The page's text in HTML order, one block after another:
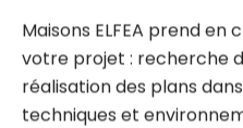
votre projet : recherche
réalisation des plans
techniques et
et obtention du permis